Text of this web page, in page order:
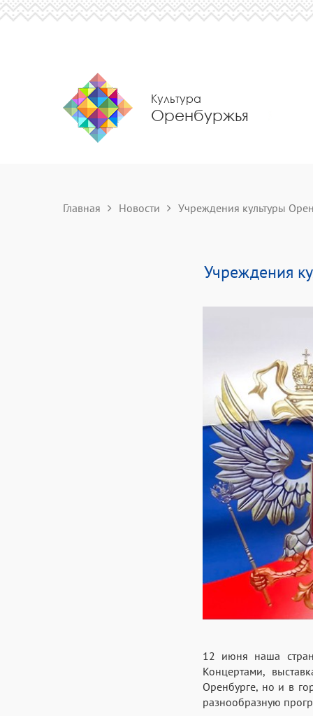
Культура
Оренбуржья
Главная Новости Учреждения культуры
Учреждения
12 июня наша
Концертами,
Оренбурге, но и в
разнообразную